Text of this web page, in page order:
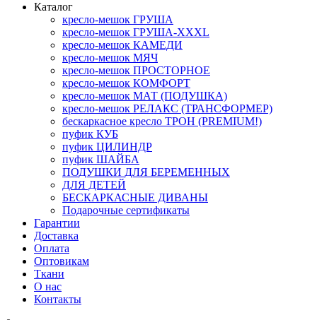
Каталог
кресло-мешок ГРУША
кресло-мешок ГРУША-XXXL
кресло-мешок КАМЕДИ
кресло-мешок МЯЧ
кресло-мешок ПРОСТОРНОЕ
кресло-мешок КОМФОРТ
кресло-мешок МАТ (ПОДУШКА)
кресло-мешок РЕЛАКС (ТРАНСФОРМЕР)
бескаркасное кресло ТРОН (PREMIUM!)
пуфик КУБ
пуфик ЦИЛИНДР
пуфик ШАЙБА
ПОДУШКИ ДЛЯ БЕРЕМЕННЫХ
ДЛЯ ДЕТЕЙ
БЕСКАРКАСНЫЕ ДИВАНЫ
Подарочные сертификаты
Гарантии
Доставка
Оплата
Оптовикам
Ткани
О нас
Контакты